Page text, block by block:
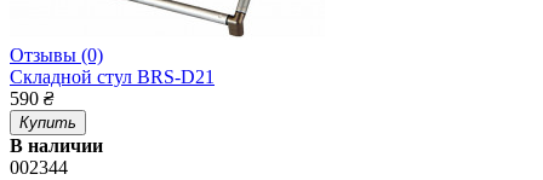
Отзывы (0)
Складной стул BRS-D21
590 ₴
Купить
В наличии
002344